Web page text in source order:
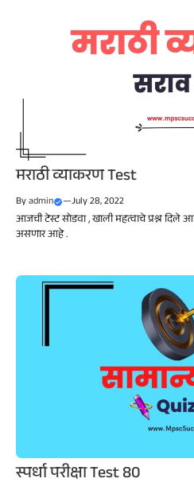
मराठी व्याकरण Test
Byadmin —July 28, 2022
आजची टेस्ट सोडवा , खाली महत्वाचे प्रश्न दिले
असणार आहे .
स्पर्धा परीक्षा Test 80